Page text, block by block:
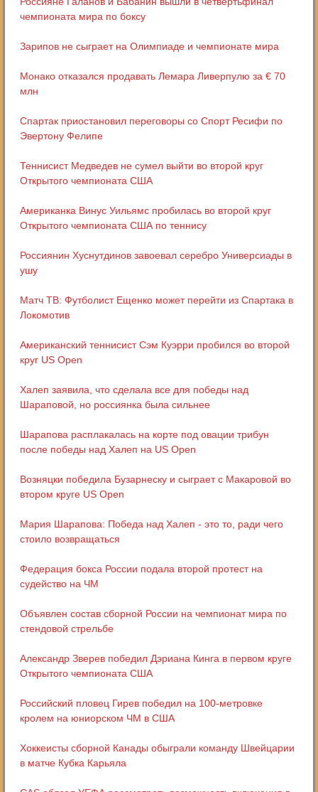
чемпионата мира по боксу
Зарипов не сыграет на Олимпиаде и чемпионате мира
Монако отказался продавать Лемара Ливерпулю за € 70
млн
Спартак приостановил переговоры со Спорт Ресифи по
Эвертону Фелипе
Теннисист Медведев не сумел выйти во второй круг
Открытого чемпионата США
Американка Винус Уильямс пробилась во второй круг
Открытого чемпионата США по теннису
Россиянин Хуснутдинов завоевал серебро Универсиады в
ушу
Матч ТВ: Футболист Ещенко может перейти из Спартака в
Локомотив
Американский теннисист Сэм Куэрри пробился во второй
круг US Open
Халеп заявила, что сделала все для победы над
Шараповой, но россиянка была сильнее
Шарапова расплакалась на корте под овации трибун
после победы над Халеп на US Open
Возняцки победила Бузарнеску и сыграет с Макаровой во
втором круге US Open
Мария Шарапова: Победа над Халеп - это то, ради чего
стоило возвращаться
Федерация бокса России подала второй протест на
судейство на ЧМ
Объявлен состав сборной России на чемпионат мира по
стендовой стрельбе
Александр Зверев победил Дэриана Кинга в первом круге
Открытого чемпионата США
Российский пловец Гирев победил на 100-метровке
кролем на юниорском ЧМ в США
Хоккеисты сборной Канады обыграли команду Швейцарии
в матче Кубка Карьяла